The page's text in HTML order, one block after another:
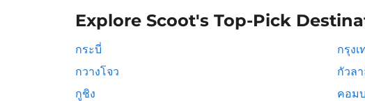
Explore Scoot's Top-Pick
กระบี่ กรุง
กวางโจว
กัวล
กูชิง
คอม